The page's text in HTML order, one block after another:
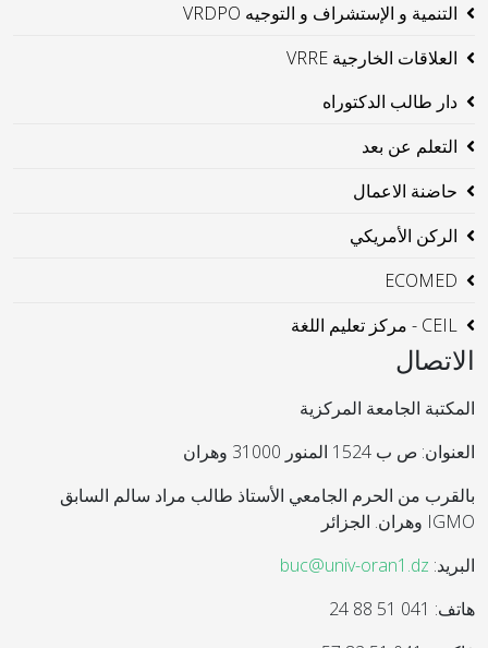
التنمية و الإستشراف و التوجيه VRDPO
العلاقات الخارجية VRRE
دار طالب الدكتوراه
التعلم عن بعد
حاضنة الاعمال
الركن الأمريكي
ECOMED
CEIL - مركز تعليم اللغة
الاتصال
المكتبة الجامعة المركزية
العنوان: ص ب 1524 المنور 31000 وهران
بالقرب من الحرم الجامعي الأستاذ طالب مراد سالم السابق
IGMO وهران. الجزائر
البريد: buc@univ-oran1.dz
هاتف: 041 51 88 24